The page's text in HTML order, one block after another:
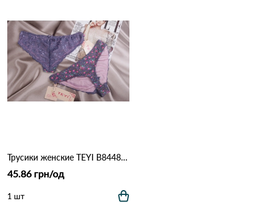
Трусики женские TEYI B8448 светло фиолетовий
45.86 грн/од
1 шт